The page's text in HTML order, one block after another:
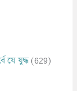
যে যুদ্ধ (629)